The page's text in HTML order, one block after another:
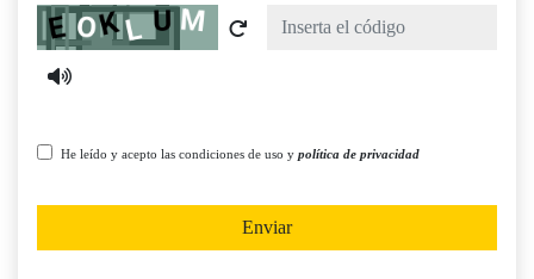
Captcha
He leído y acepto las condiciones de uso y política de privacidad
Enviar